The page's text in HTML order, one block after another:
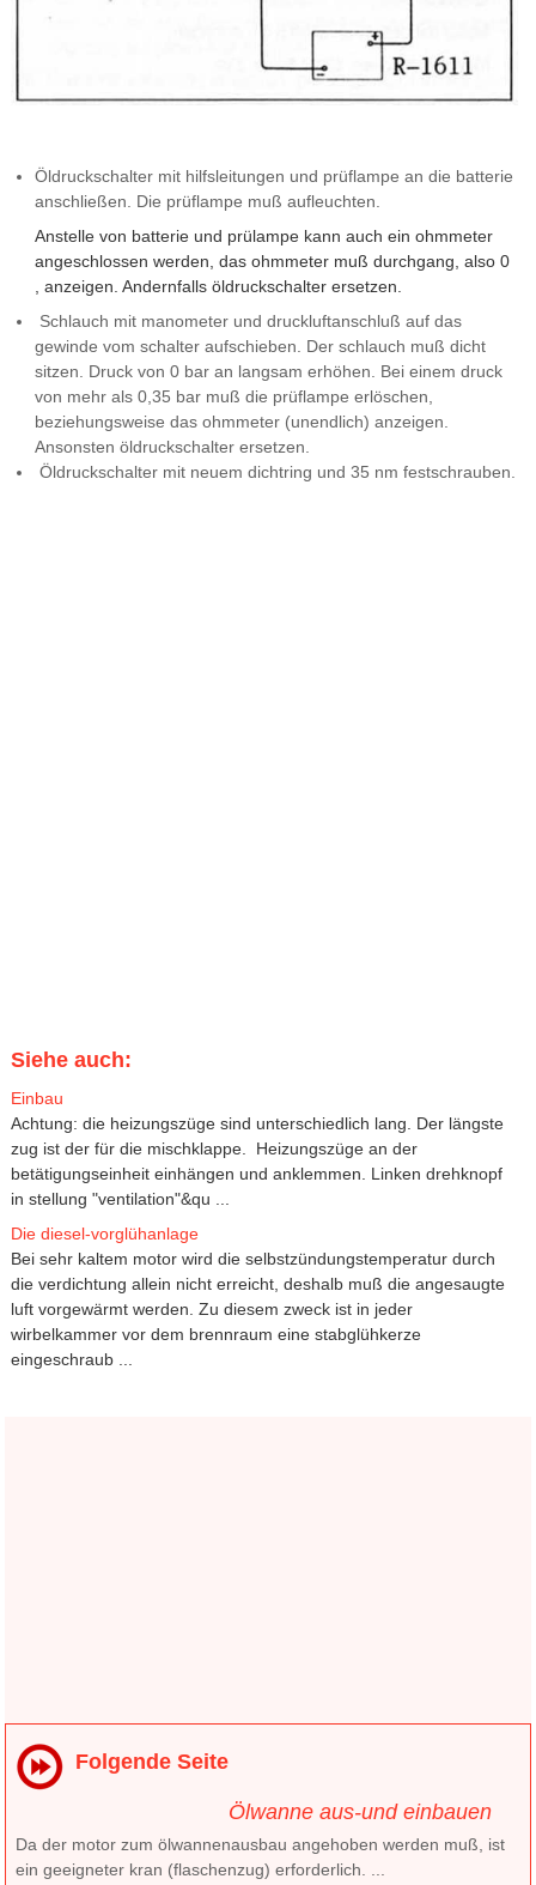
Öldruckschalter mit hilfsleitungen und prüflampe an die batterie
anschließen. Die prüflampe muß aufleuchten.
Anstelle von batterie und prülampe kann auch ein ohmmeter
angeschlossen werden, das ohmmeter muß durchgang, also 0
, anzeigen. Andernfalls öldruckschalter ersetzen.
Schlauch mit manometer und druckluftanschluß auf das
gewinde vom schalter aufschieben. Der schlauch muß dicht
sitzen. Druck von 0 bar an langsam erhöhen. Bei einem druck
von mehr als 0,35 bar muß die prüflampe erlöschen,
beziehungsweise das ohmmeter (unendlich) anzeigen.
Ansonsten öldruckschalter ersetzen.
Öldruckschalter mit neuem dichtring und 35 nm festschrauben.
Siehe auch:
Einbau
Achtung: die heizungszüge sind unterschiedlich lang. Der längste
zug ist der für die mischklappe. Heizungszüge an der
betätigungseinheit einhängen und anklemmen. Linken drehknopf
in stellung "ventilation"&qu ...
Die diesel-vorglühanlage
Bei sehr kaltem motor wird die selbstzündungstemperatur durch
die verdichtung allein nicht erreicht, deshalb muß die angesaugte
luft vorgewärmt werden. Zu diesem zweck ist in jeder
wirbelkammer vor dem brennraum eine stabglühkerze
eingeschraub ...
Folgende Seite
Ölwanne aus-und einbauen
Da der motor zum ölwannenausbau angehoben werden muß, ist
ein geeigneter kran (flaschenzug) erforderlich. ...